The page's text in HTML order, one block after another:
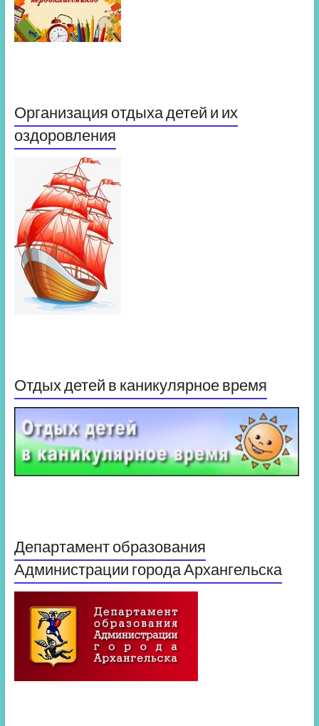
Организация отдыха детей и их
оздоровления
Отдых детей в каникулярное время
Департамент образования
Администрации города Архангельска